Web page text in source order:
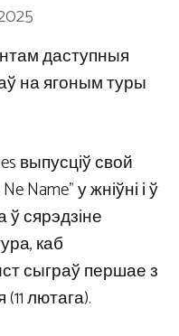
даступныя
на ягоным туры
выпусціў свой
Name” у жніўні і ў
ў сярэдзіне
каб
сыграў першае з
лютага).